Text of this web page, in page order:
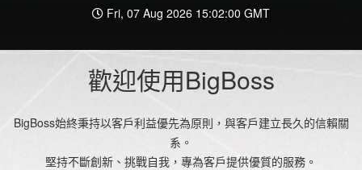
Fri, 07 Aug 2026 15:02:00 GMT
歡迎使用BigBoss
BigBoss始終秉持以客戶利益優先為原則，與客戶建立長久的信賴關
系。
堅持不斷創新、挑戰自我，專為客戶提供優質的服務。